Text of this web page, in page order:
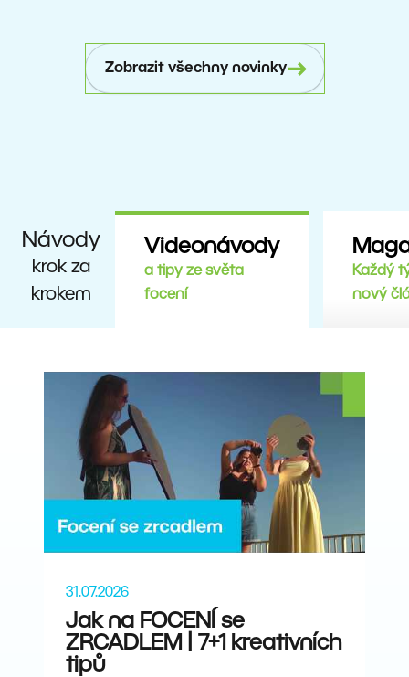
Zobrazit všechny novinky
Návody
krok za
krokem
Videonávody
a tipy ze světa
focení
Každý
nový
31.07.2026
Jak na FOCENÍ se
ZRCADLEM | 7+1 kreativních
tipů